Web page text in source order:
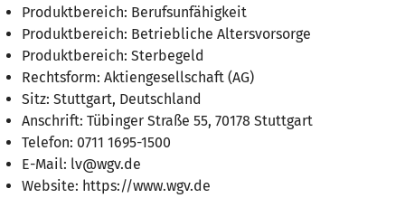
Produktbereich: Berufsunfähigkeit
Produktbereich: Betriebliche Altersvorsorge
Produktbereich: Sterbegeld
Rechtsform: Aktiengesellschaft (AG)
Sitz: Stuttgart, Deutschland
Anschrift: Tübinger Straße 55, 70178 Stuttgart
Telefon: 0711 1695-1500
E-Mail: lv@wgv.de
Website: https://www.wgv.de